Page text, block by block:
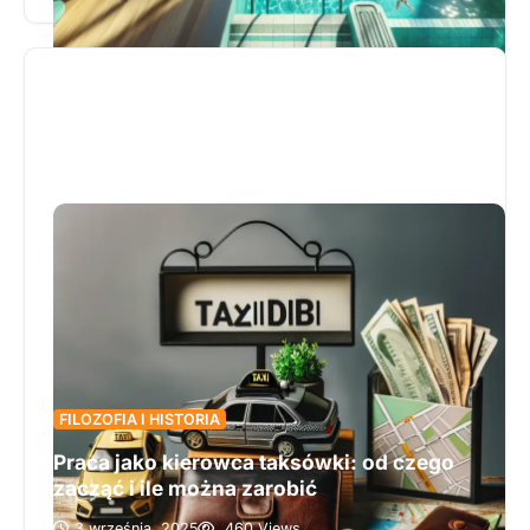
malowniczym widokiem na Bałtyk oraz hotel z
atrakcjami dla najmłodszych. Propozycja ta
jazda rowerem wzdłuż plaży, sprawiają, że każdy
dzień przynosi nowe, niezapomniane wrażenia.
Zapraszamy do przeczytania całości artykułu, aby
odkryć wszystkie zalety tej idealnej harmonii
wypoczynku i przygody dla całej rodziny.
FILOZOFIA I HISTORIA
Praca jako kierowca taksówki: od czego
zacząć i ile można zarobić